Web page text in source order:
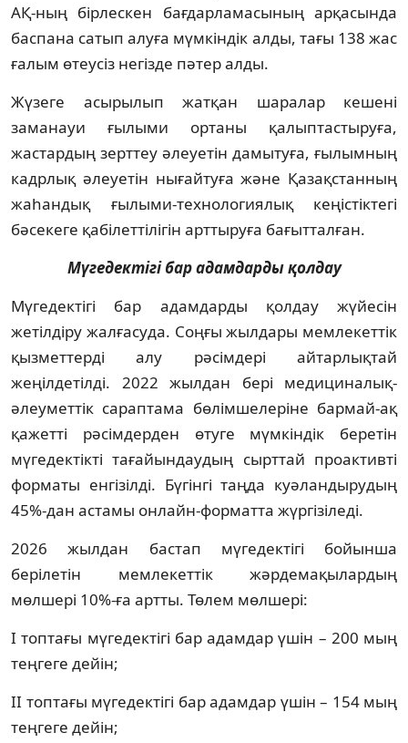
АҚ-ның бірлескен бағдарламасының арқасында
баспана сатып алуға мүмкіндік алды, тағы 138 жас
ғалым өтеусіз негізде пәтер алды.
Жүзеге асырылып жатқан шаралар кешені
заманауи ғылыми ортаны қалыптастыруға,
жастардың зерттеу әлеуетін дамытуға, ғылымның
кадрлық әлеуетін нығайтуға және Қазақстанның
жаһандық ғылыми-технологиялық кеңістіктегі
бәсекеге қабілеттілігін арттыруға бағытталған.
Мүгедектігі бар адамдарды қолдау
Мүгедектігі бар адамдарды қолдау жүйесін
жетілдіру жалғасуда. Соңғы жылдары мемлекеттік
қызметтерді алу рәсімдері айтарлықтай
жеңілдетілді. 2022 жылдан бері медициналық-
әлеуметтік сараптама бөлімшелеріне бармай-ақ
қажетті рәсімдерден өтуге мүмкіндік беретін
мүгедектікті тағайындаудың сырттай проактивті
форматы енгізілді. Бүгінгі таңда куәландырудың
45%-дан астамы онлайн-форматта жүргізіледі.
2026 жылдан бастап мүгедектігі бойынша
берілетін мемлекеттік жәрдемақылардың
мөлшері 10%-ға артты. Төлем мөлшері:
I топтағы мүгедектігі бар адамдар үшін – 200 мың
теңгеге дейін;
II топтағы мүгедектігі бар адамдар үшін – 154 мың
теңгеге дейін;